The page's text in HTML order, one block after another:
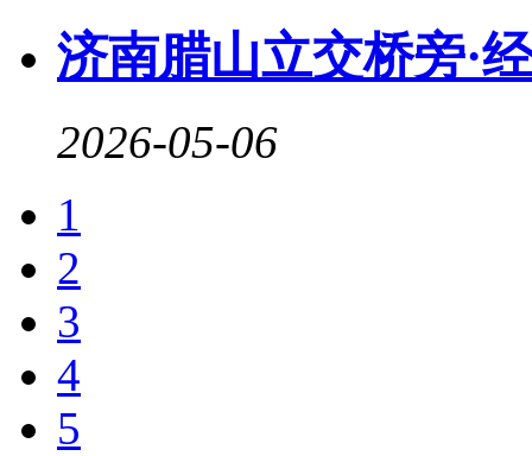
济南腊山立交桥旁·
2026-05-06
1
2
3
4
5